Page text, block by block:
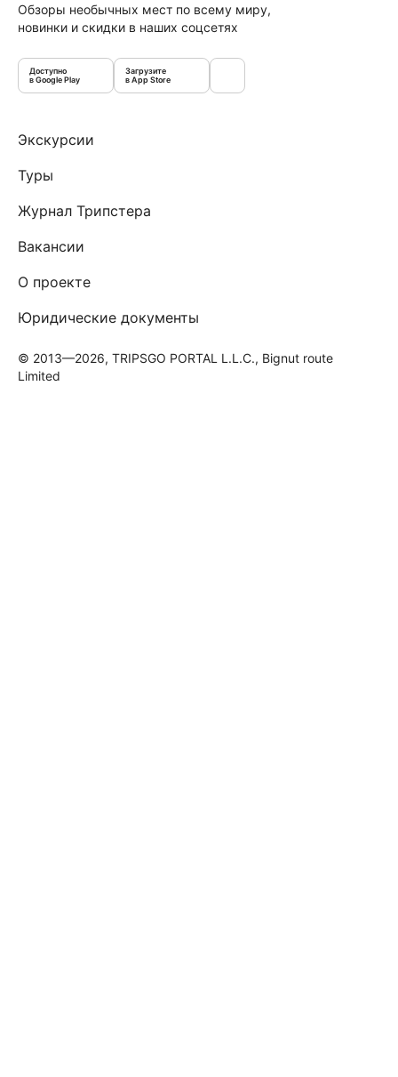
Обзоры необычных мест по всему миру,
новинки и скидки в наших соцсетях
Доступно
в Google Play
Загрузите
в App Store
Экскурсии
Туры
Журнал Трипстера
Вакансии
О проекте
Юридические документы
© 2013—2026, TRIPSGO PORTAL L.L.C., Bignut route
Limited